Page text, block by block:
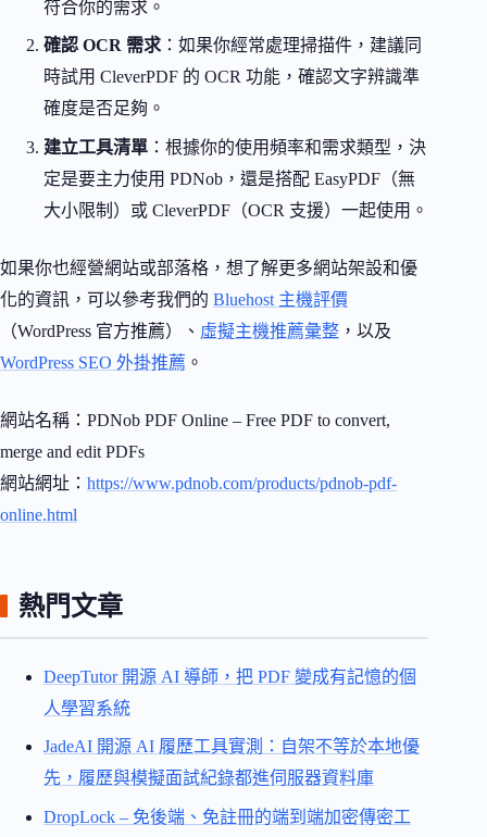
符合你的需求。
確認 OCR 需求：如果你經常處理掃描件，建議同
時試用 CleverPDF 的 OCR 功能，確認文字辨識準
確度是否足夠。
建立工具清單 ：根據你的使用頻率和需求類型，決
定是要主力使用 PDNob，還是搭配 EasyPDF（無
大小限制）或 CleverPDF（OCR 支援）一起使用。
如果你也經營網站或部落格，想了解更多網站架設和優
化的資訊，可以參考我們的 Bluehost 主機評價
（WordPress 官方推薦）、 虛擬主機推薦彙整 ，以及
WordPress SEO 外掛推薦 。
網站名稱：PDNob PDF Online – Free PDF to convert,
merge and edit PDFs
網站網址： https://www.pdnob.com/products/pdnob-pdf-
online.html
熱門文章
DeepTutor 開源 AI 導師，把 PDF 變成有記憶的個
人學習系統
JadeAI 開源 AI 履歷工具實測：自架不等於本地優
先，履歷與模擬面試紀錄都進伺服器資料庫
DropLock – 免後端、免註冊的端到端加密傳密工